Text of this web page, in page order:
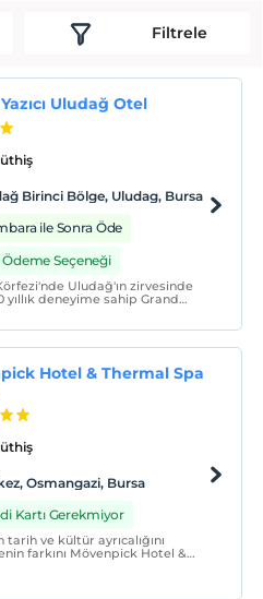
Filtrele
Uludağ Otel
Birinci Bölge, Uludag, Bursa
ile Sonra Öde
Ödeme Seçeneği
Uludağ'ın zirvesinde
yıllık deneyime sahip Grand
Hotel & Thermal Spa
Osmangazi, Bursa
Kartı Gerekmiyor
tarih ve kültür ayrıcalığını
farkını Mövenpick Hotel &